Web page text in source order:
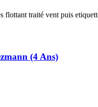
flottant traité vent puis
(4 Ans)